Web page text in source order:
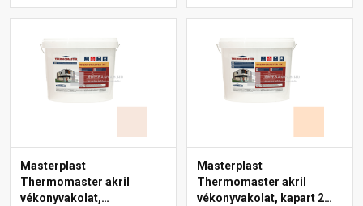
Masterplast
Thermomaster akril
vékonyvakolat,
Masterplast
Thermomaster akril
vékonyvakolat, kapart 2